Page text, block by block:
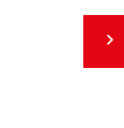
keyboard_arrow_right